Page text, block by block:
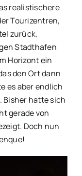
realistischere
Tourizentren,
zurück,
Stadthafen
Horizont ein
den Ort dann
es aber endlich
Bisher hatte sich
gerade von
Doch nun